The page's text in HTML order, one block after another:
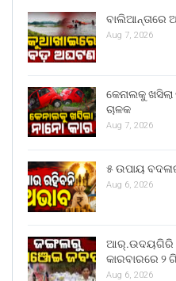
ବାଲିଆନ୍ତାରେ
Aug 7, 2026
କେନାଲକୁ
ଚାଳକ
Aug 7, 2026
୫ ଉପାୟ
Aug 6, 2026
ଆର୍.ଉଦୟଗିରି
କାରବାରରେ ୨
Aug 6, 2026